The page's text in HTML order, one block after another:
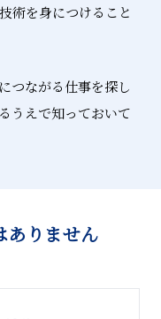
術を身につけること
つながる仕事を探し
うえで知っておいて
ありません